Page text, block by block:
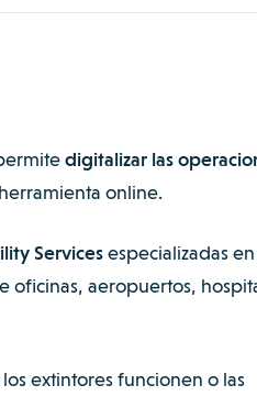
digitalizar las
online.
Servicesespecializadas
oficinas, aeropuertos,
extintores funcionen o las